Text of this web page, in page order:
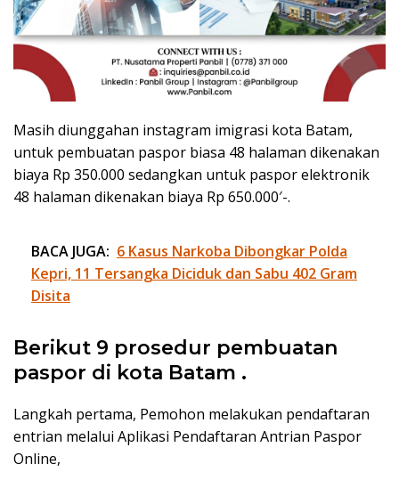
Masih diunggahan instagram imigrasi kota Batam,
untuk pembuatan paspor biasa 48 halaman dikenakan
biaya Rp 350.000 sedangkan untuk paspor elektronik
48 halaman dikenakan biaya Rp 650.000′-.
BACA JUGA: 6 Kasus Narkoba Dibongkar Polda
Kepri, 11 Tersangka Diciduk dan Sabu 402 Gram
Disita
Berikut 9 prosedur pembuatan
paspor di kota Batam .
Langkah pertama, Pemohon melakukan pendaftaran
entrian melalui Aplikasi Pendaftaran Antrian Paspor
Online,